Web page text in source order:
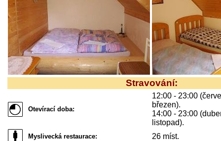
Stravování:
Otevírací doba:
12:00 - 23:00
březen).
14:00 - 23:00
listopad).
Myslivecká restaurace: 26 míst.